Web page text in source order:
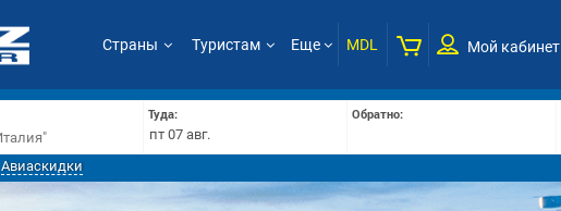
Страны Туристам Еще MDL Мой кабинет
Туда: Обратно:
Авиаскидки